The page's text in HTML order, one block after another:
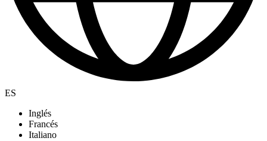
ES
Inglés
Francés
Italiano